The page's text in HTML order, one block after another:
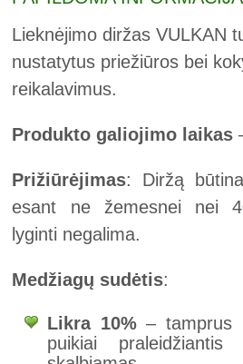
Lieknėjimo diržas VULKAN
nustatytus priežiūros bei
reikalavimus.
Produkto galiojimo laikas
Prižiūrėjimas: Diržą
esant ne žemesnei nei
lyginti negalima.
Medžiagų sudėtis:
Likra 10%– tamprus
puikiai